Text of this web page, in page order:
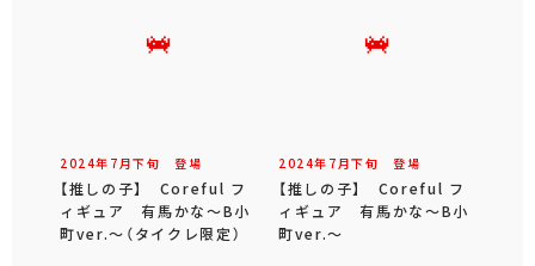
2024年 7 月下旬 登場
【推しの子】 Coreful フ
ィギュア 有馬かな～B小
町ver.～（タイクレ限定）
2024年 7 月下旬 登場
【推しの子】 Coreful フ
ィギュア 有馬かな～B小
町ver.～